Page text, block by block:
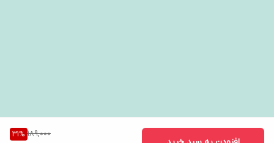
189,000
31%